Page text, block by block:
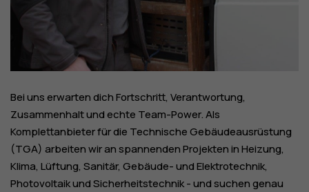
Bei uns erwarten dich Fortschritt, Verantwortung,
Zusammenhalt und echte Team-Power. Als
Komplettanbieter für die Technische Gebäudeausrüstung
(TGA) arbeiten wir an spannenden Projekten in Heizung,
Klima, Lüftung, Sanitär, Gebäude- und Elektrotechnik,
Photovoltaik und Sicherheitstechnik - und suchen genau